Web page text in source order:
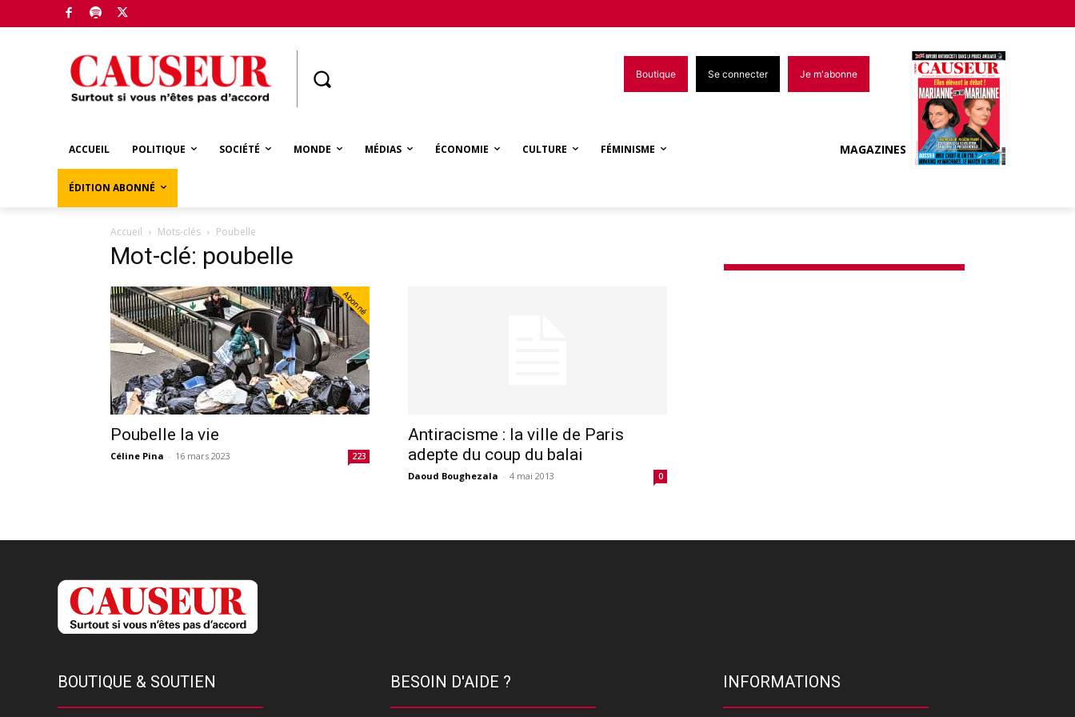
Boutique Se connecter Je m'abonne
ACCUEIL POLITIQUE SOCIÉTÉ MONDE MÉDIAS ÉCONOMIE CULTURE FÉMINISME
ÉDITION ABONNÉ
MAGAZINES
Accueil Mots-clés Poubelle
Mot-clé: poubelle
Abonné
Poubelle la vie
Céline Pina - 16 mars 2023 223
Antiracisme : la ville de Paris
adepte du coup du balai
Daoud Boughezala - 4 mai 2013 0
BOUTIQUE & SOUTIEN BESOIN D'AIDE ? INFORMATIONS